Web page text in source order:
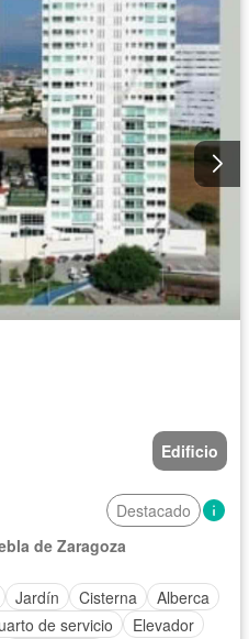
Edificio
Destacado
de Zaragoza
Jardín Cisterna
Alberca
de servicio
Elevador